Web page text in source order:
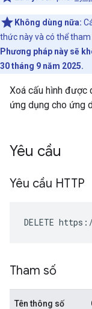
Không dùng nữa:
thức này và có thể tham
Phương pháp này sẽ
30 tháng 9 năm 2025.
Xoá cấu hình được
ứng dụng cho ứng
Yêu cầu
Yêu cầu HTTP
DELETE
Tham số
Tên thông số